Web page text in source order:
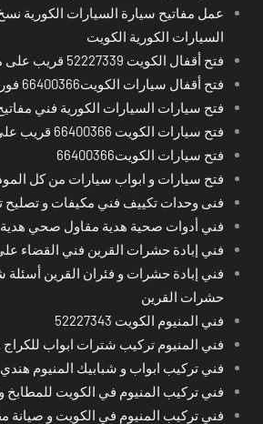
عمل مفاتيح سيارة السيارات الكورية
السيارات الكورية الكويت
فتح أقفال الكويت 52227339 قريب على موقعي
فتح أقفال سيارات الكويت66400366 فوري
فتح سيارات السيارات الكورية فني
فتح سيارات الكويت 66400366 قريب على موقعي
فتح سيارات الكويت66400366
فتح سيارات و ابواب سيارات من كل
فنى وحدات تكييف فني مكيفات و تصليح
فني أدوات صحية هدية مقاول صحي هدية
فني إبادة حشرات القرين فني القضاء
فني إبادة حشرات و فئران القرين
حشرات القرين
فني المنيوم الكويت 52227343
فني المنيوم تركيب شترات ابواب للكراج
فني تركيب ابواب و شبابيك المنيوم
فني تركيب المنيوم في الكويت للمطابخ
فني تركيب المنيوم في الكويت و صيانة